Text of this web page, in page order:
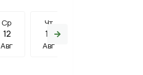
Ср
12
Авг
Чт
13
Авг